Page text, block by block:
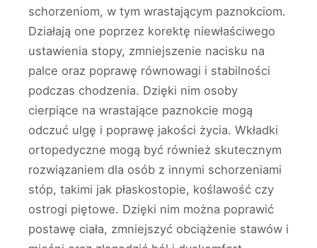
schorzeniom, w tym wrastającym paznokciom.
Działają one poprzez korektę niewłaściwego
ustawienia stopy, zmniejszenie nacisku na
palce oraz poprawę równowagi i stabilności
podczas chodzenia. Dzięki nim osoby
cierpiące na wrastające paznokcie mogą
odczuć ulgę i poprawę jakości życia. Wkładki
ortopedyczne mogą być również skutecznym
rozwiązaniem dla osób z innymi schorzeniami
stóp, takimi jak płaskostopie, koślawość czy
ostrogi piętowe. Dzięki nim można poprawić
postawę ciała, zmniejszyć obciążenie stawów i